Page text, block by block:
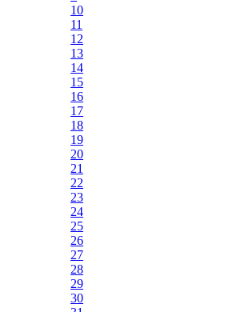
10
11
12
13
14
15
16
17
18
19
20
21
22
23
24
25
26
27
28
29
30